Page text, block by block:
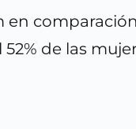
comparación
de las